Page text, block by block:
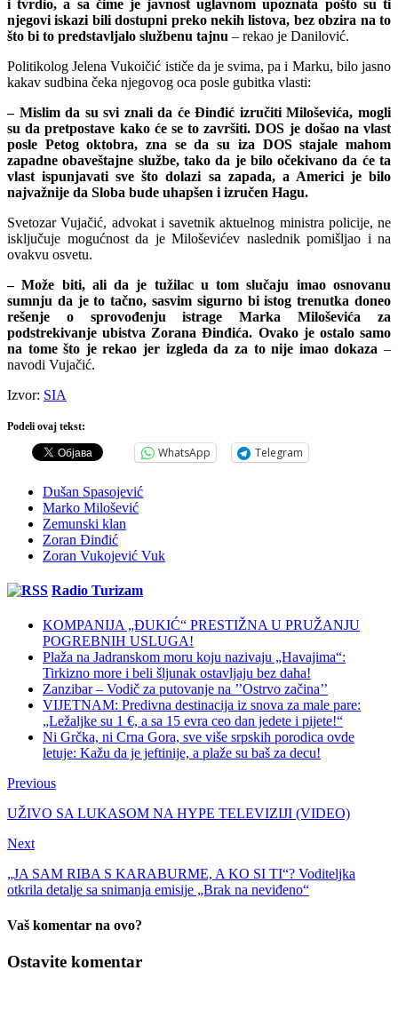
i tvrdio, a sa čime je javnost uglavnom upoznata pošto su ti
njegovi iskazi bili dostupni preko nekih listova, bez obzira na to
što bi to predstavljalo službenu tajnu – rekao je Danilović.
Politikolog Jelena Vukoičić ističe da je svima, pa i Marku, bilo jasno
kakav sudbina čeka njegovog oca posle gubitka vlasti:
– Mislim da su svi znali da će Đinđić izručiti Miloševića, mogli
su da pretpostave kako će se to završiti. DOS je došao na vlast
posle Petog oktobra, zna se da su iza DOS stajale mahom
zapadne obaveštajne službe, tako da je bilo očekivano da će ta
vlast ispunjavati sve što dolazi sa zapada, a Americi je bilo
najvažnije da Sloba bude uhapšen i izručen Hagu.
Svetozar Vujačić, advokat i savetnik aktuelnog ministra policije, ne
isključuje mogućnost da je Miloševićev naslednik pomišljao i na
ovakvu osvetu.
– Može biti, ali da je tužilac u tom slučaju imao osnovanu
sumnju da je to tačno, sasvim sigurno bi istog trenutka doneo
rešenje o sprovođenju istrage Marka Miloševića za
podstrekivanje ubistva Zorana Đinđića. Ovako je ostalo samo
na tome što je rekao jer izgleda da za to nije imao dokaza –
navodi Vujačić.
Izvor: SIA
Podeli ovaj tekst:
WhatsApp Telegram
Dušan Spasojević
Marko Milošević
Zemunski klan
Zoran Đinđić
Zoran Vukojević Vuk
Radio Turizam
KOMPANIJA „ĐUKIĆ“ PRESTIŽNA U PRUŽANJU
POGREBNIH USLUGA!
Plaža na Jadranskom moru koju nazivaju „Havajima“:
Tirkizno more i beli šljunak ostavljaju bez daha!
Zanzibar – Vodič za putovanje na ’’Ostrvo začina’’
VIJETNAM: Predivna destinacija iz snova za male pare:
„Ležaljke su 1 €, a sa 15 evra ceo dan jedete i pijete!“
Ni Grčka, ni Crna Gora, sve više srpskih porodica ovde
letuje: Kažu da je jeftinije, a plaže su baš za decu!
Previous
UŽIVO SA LUKASOM NA HYPE TELEVIZIJI (VIDEO)
Next
„JA SAM RIBA S KARABURME, A KO SI TI“? Voditeljka
otkrila detalje sa snimanja emisije „Brak na neviđeno“
Vaš komentar na ovo?
Ostavite komentar